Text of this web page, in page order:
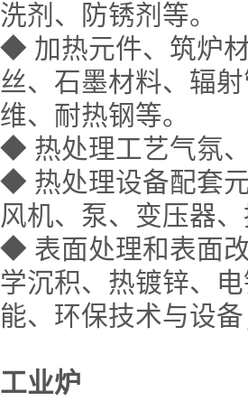
洗剂、防锈剂等。
◆ 加热元件、筑炉
丝、石墨材料、辐
维、耐热钢等。
◆ 热处理工艺气氛
◆ 热处理设备配套
风机、泵、变压器、
◆ 表面处理和表面
学沉积、热镀锌、
能、环保技术与设
工业炉